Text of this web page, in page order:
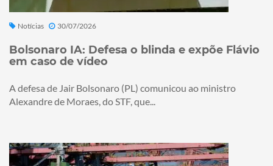
Notícias 30/07/2026
Bolsonaro IA: Defesa o blinda e expõe Flávio
em caso de vídeo
A defesa de Jair Bolsonaro (PL) comunicou ao ministro
Alexandre de Moraes, do STF, que...